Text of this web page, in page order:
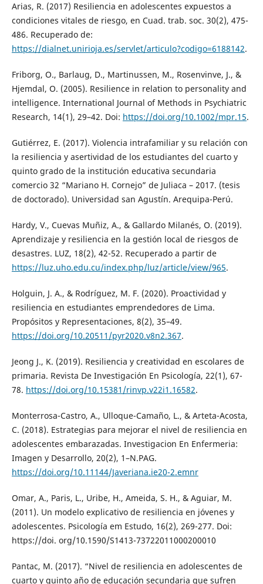
Arias, R. (2017) Resiliencia en adolescentes expuestos a
condiciones vitales de riesgo, en Cuad. trab. soc. 30(2), 475-
486. Recuperado de:
https://dialnet.unirioja.es/servlet/articulo?codigo=6188142.
Friborg, O., Barlaug, D., Martinussen, M., Rosenvinve, J., &
Hjemdal, O. (2005). Resilience in relation to personality and
intelligence. International Journal of Methods in Psychiatric
Research, 14(1), 29–42. Doi: https://doi.org/10.1002/mpr.15.
Gutiérrez, E. (2017). Violencia intrafamiliar y su relación con
la resiliencia y asertividad de los estudiantes del cuarto y
quinto grado de la institución educativa secundaria
comercio 32 “Mariano H. Cornejo” de Juliaca – 2017. (tesis
de doctorado). Universidad san Agustín. Arequipa-Perú.
Hardy, V., Cuevas Muñiz, A., & Gallardo Milanés, O. (2019).
Aprendizaje y resiliencia en la gestión local de riesgos de
desastres. LUZ, 18(2), 42-52. Recuperado a partir de
https://luz.uho.edu.cu/index.php/luz/article/view/965.
Holguin, J. A., & Rodríguez, M. F. (2020). Proactividad y
resiliencia en estudiantes emprendedores de Lima.
Propósitos y Representaciones, 8(2), 35–49.
https://doi.org/10.20511/pyr2020.v8n2.367.
Jeong J., K. (2019). Resiliencia y creatividad en escolares de
primaria. Revista De Investigación En Psicología, 22(1), 67-
78. https://doi.org/10.15381/rinvp.v22i1.16582.
Monterrosa-Castro, A., Ulloque-Camaño, L., & Arteta-Acosta,
C. (2018). Estrategias para mejorar el nivel de resiliencia en
adolescentes embarazadas. Investigacion En Enfermeria:
Imagen y Desarrollo, 20(2), 1–N.PAG.
https://doi.org/10.11144/Javeriana.ie20-2.emnr
Omar, A., Paris, L., Uribe, H., Ameida, S. H., & Aguiar, M.
(2011). Un modelo explicativo de resiliencia en jóvenes y
adolescentes. Psicología em Estudo, 16(2), 269-277. Doi:
https://doi. org/10.1590/S1413-73722011000200010
Pantac, M. (2017). “Nivel de resiliencia en adolescentes de
cuarto y quinto año de educación secundaria que sufren